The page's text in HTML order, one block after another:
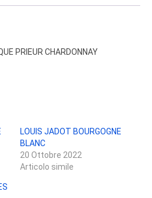
PRIEUR CHARDONNAY
LOUIS JADOT BOURGOGNE
BLANC
20 Ottobre 2022
Articolo simile